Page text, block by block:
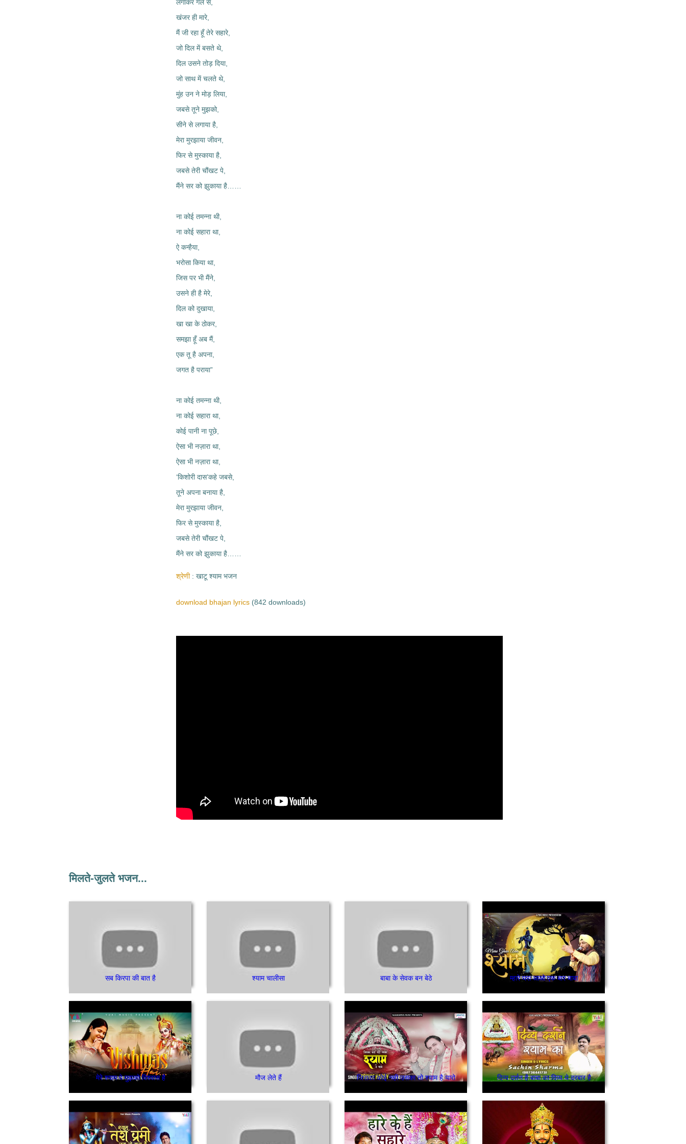
लगाकर गले से,
खंजर ही मारे,
मैं जी रहा हूँ तेरे सहारे,
जो दिल में बसते थे,
दिल उसने तोड़ दिया,
जो साथ में चलते थे,
मुंह उन ने मोड़ लिया,
जबसे तूने मुझको,
सीने से लगाया है,
मेरा मुरझाया जीवन,
फिर से मुस्काया है,
जबसे तेरी चौंखट पे,
मैंने सर को झुकाया है……
ना कोई तमन्ना थी,
ना कोई सहारा था,
ऐ कन्हैया,
भरोसा किया था,
जिस पर भी मैंने,
उसने ही है मेरे,
दिल को दुखाया,
खा खा के ठोकर,
समझा हूँ अब मैं,
एक तू है अपना,
जगत है पराया”
ना कोई तमन्ना थी,
ना कोई सहारा था,
कोई पानी ना पूछे,
ऐसा भी नज़ारा था,
ऐसा भी नज़ारा था,
‘किशोरी दास’कहे जबसे,
तूने अपना बनाया है,
मेरा मुरझाया जीवन,
फिर से मुस्काया है,
जबसे तेरी चौंखट पे,
मैंने सर को झुकाया है……
श्रेणी खाटू श्याम भजन
download bhajan lyrics (842 downloads)
मिलते-जुलते भजन...
सब किरपा की बात है श्याम चालीसा बाबा के सेवक बन बेठे म्हारे घरा आओ एक बार बाबा
मेरे श्याम पे मुझको विश्वास है मौज लेते हैं जिसका कोई नही उसका तो श्याम है यारो दिव्य दर्शन है बाबा का दिव्य ये दरबार है